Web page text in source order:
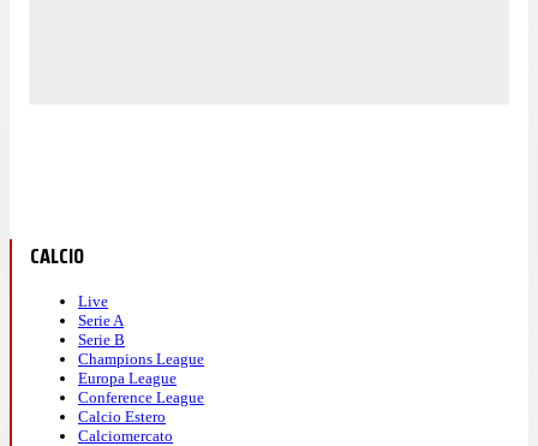
CALCIO
Live
Serie A
Serie B
Champions League
Europa League
Conference League
Calcio Estero
Calciomercato